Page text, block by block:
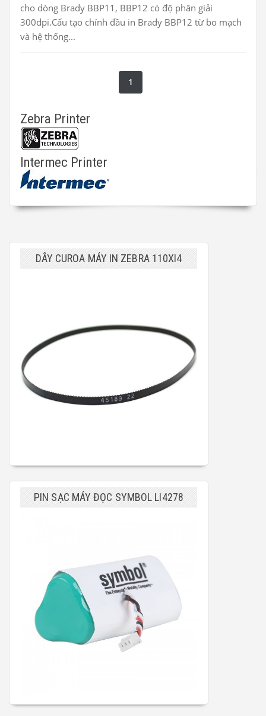
cho dòng Brady BBP11, BBP12 có độ phân giải
300dpi.Cấu tạo chính đầu in Brady BBP12 từ bo mạch
và hệ thống...
1
Zebra Printer
Intermec Printer
DÂY CUROA MÁY IN ZEBRA 110XI4
PIN SẠC MÁY ĐỌC SYMBOL LI4278